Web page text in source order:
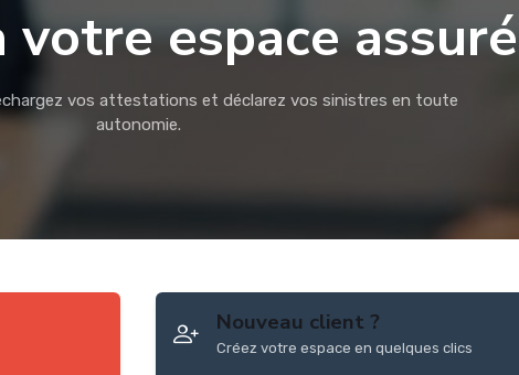
votre espace assuré
vos attestations et déclarez vos sinistres en toute
autonomie.
Nouveau client ?
Créez votre espace en quelques clics